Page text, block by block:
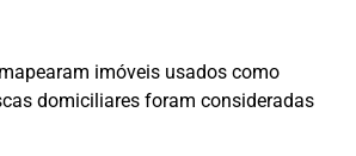
imóveis usados como
domiciliares foram consideradas